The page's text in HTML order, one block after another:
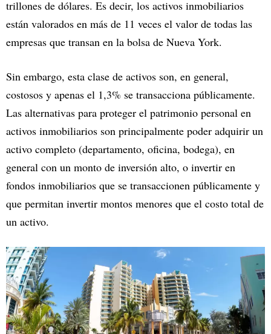
trillones de dólares. Es decir, los activos inmobiliarios
están valorados en más de 11 veces el valor de todas las
empresas que transan en la bolsa de Nueva York.
Sin embargo, esta clase de activos son, en general,
costosos y apenas el 1,3% se transacciona públicamente.
Las alternativas para proteger el patrimonio personal en
activos inmobiliarios son principalmente poder adquirir un
activo completo (departamento, oficina, bodega), en
general con un monto de inversión alto, o invertir en
fondos inmobiliarios que se transaccionen públicamente y
que permitan invertir montos menores que el costo total de
un activo.